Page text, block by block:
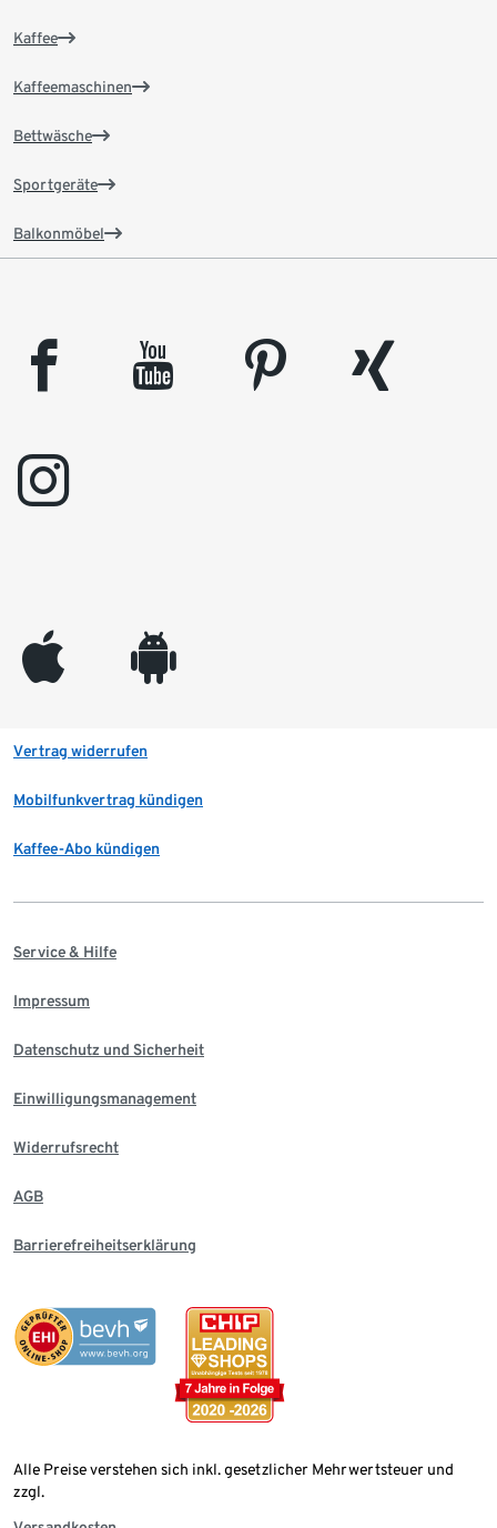
Kaffee
Kaffeemaschinen
Bettwäsche
Sportgeräte
Balkonmöbel
facebook youtube pinterest
xing
instagram
appleinc android
Vertrag widerrufen
Mobilfunkvertrag kündigen
Kaffee-Abo kündigen
Service & Hilfe
Impressum
Datenschutz und Sicherheit
Einwilligungsmanagement
Widerrufsrecht
AGB
Barrierefreiheitserklärung
Alle Preise verstehen sich inkl. gesetzlicher Mehrwertsteuer und
zzgl.